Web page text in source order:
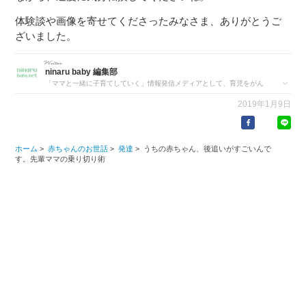
体験談や画像を寄せてくださったみなさま、ありがとうご
ざいました。
ninaru baby 編集部
「ママと一緒に子育てしていく」情報発信メディアとして、育児をがん
2019年1月9日
ホーム > 赤ちゃんのお世話 > 発達 >
うちの赤ちゃん、後追いがすごいんで
す。先輩ママの乗り切り術